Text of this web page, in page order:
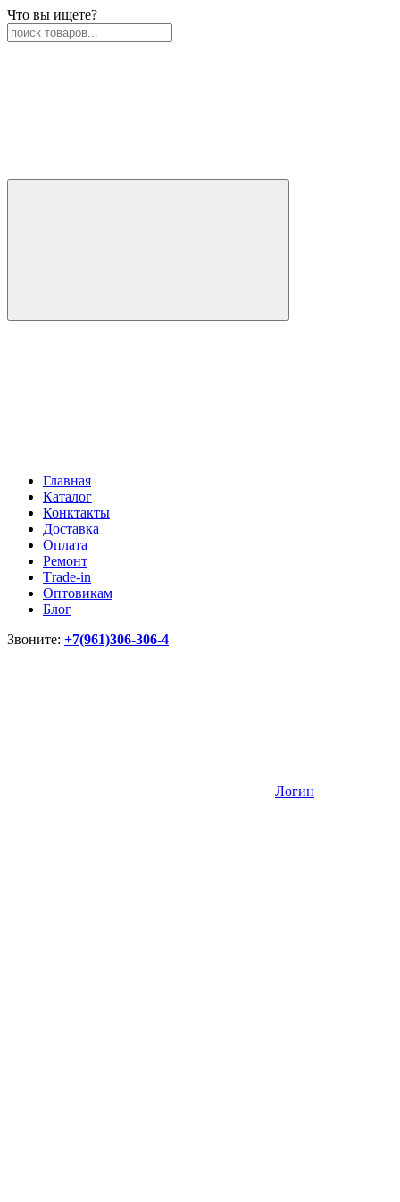
Что вы ищете?
Главная
Каталог
Конктакты
Доставка
Оплата
Ремонт
Тrade-in
Оптовикам
Блог
Звоните: +7(961)306-306-4
Логин